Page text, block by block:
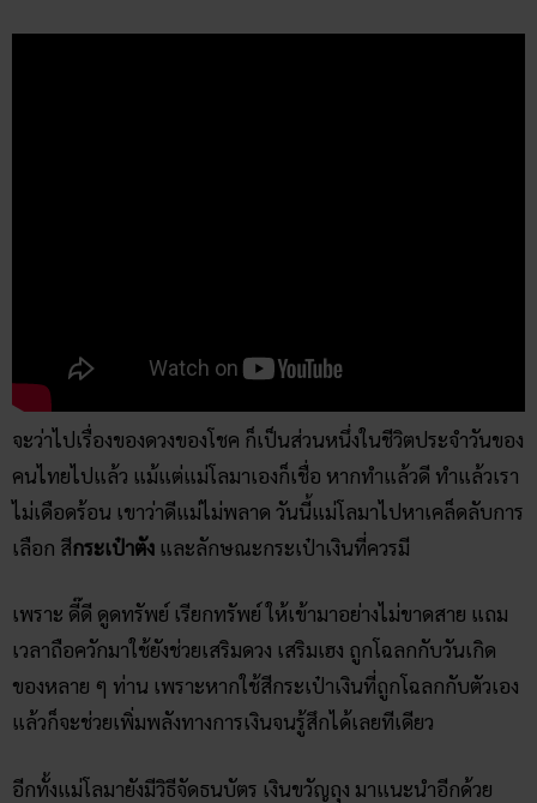
จะว่าไปเรื่องของดวงของโชค ก็เป็นส่วนหนึ่งในชีวิตประจำวันของ
คนไทยไปแล้ว แม้แต่แม่โลมาเองก็เชื่อ หากทำแล้วดี ทำแล้วเรา
ไม่เดือดร้อน เขาว่าดีแม่ไม่พลาด วันนี้แม่โลมาไปหาเคล็ดลับการ
เลือก สีกระเป๋าตัง และลักษณะกระเป๋าเงินที่ควรมี
เพราะ ดี๊ดี ดูดทรัพย์ เรียกทรัพย์ ให้เข้ามาอย่างไม่ขาดสาย แถม
เวลาถือควักมาใช้ยังช่วยเสริมดวง เสริมเฮง ถูกโฉลกกับวันเกิด
ของหลาย ๆ ท่าน เพราะหากใช้สีกระเป๋าเงินที่ถูกโฉลกกับตัวเอง
แล้วก็จะช่วยเพิ่มพลังทางการเงินจนรู้สึกได้เลยทีเดียว
อีกทั้งแม่โลมายังมีวิธีจัดธนบัตร เงินขวัญถุง มาแนะนำอีกด้วย